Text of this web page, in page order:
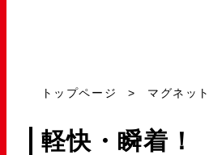
トップページ マグネッ
軽快・瞬着！